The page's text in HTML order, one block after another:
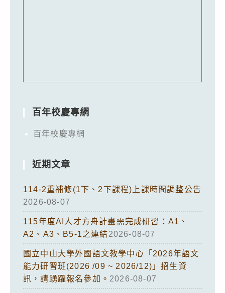
百年校慶專網
百年校慶專網
近期文章
114-2重補修(1下、2下課程)上課時間調整公告
2026-08-07
115年度AI人才方舟計畫需完成研習：A1、
A2、A3、B5-1之連結2026-08-07
國立中山大學外國語文教學中心「2026年語文
能力研習班(2026 /09 ~ 2026/12)」招生資
訊，請踴躍報名參加。 2026-08-07